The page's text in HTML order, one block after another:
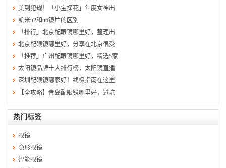
美到犯规！「小宝探花」年度女神出
凯米u2和u6镜片的区别
「排行」北京配眼镜哪里好，整理出
北京配眼镜哪里好，分享在北京很受
「推荐」广州配眼镜哪里好，精选5家
太阳镜品牌十大排行榜，太阳镜直播
深圳配眼镜哪家好！终极指南在这里
【全攻略】青岛配眼镜哪里好，避坑
热门标签
眼镜
隐形眼镜
智能眼镜